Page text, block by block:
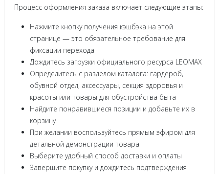
Процесс оформления заказа включает следующие этапы:
Нажмите кнопку получения кэшбэка на этой
странице — это обязательное требование для
фиксации перехода
Дождитесь загрузки официального ресурса LEOMAX
Определитесь с разделом каталога: гардероб,
обувной отдел, аксессуары, секция здоровья и
красоты или товары для обустройства быта
Найдите понравившиеся позиции и добавьте их в
корзину
При желании воспользуйтесь прямым эфиром для
детальной демонстрации товара
Выберите удобный способ доставки и оплаты
Завершите покупку и дождитесь подтверждения